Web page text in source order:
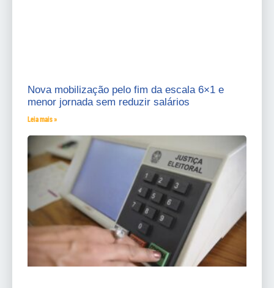
Nova mobilização pelo fim da escala 6×1 e
menor jornada sem reduzir salários
Leia mais »